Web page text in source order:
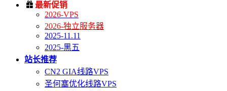
 最新促销
2026-VPS
2026-独立服务器
2025-11.11
2025-黑五
站长推荐
CN2 GIA线路VPS
圣何塞优化线路VPS